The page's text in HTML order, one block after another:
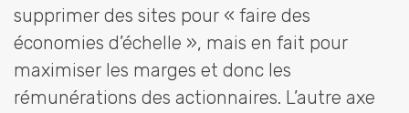
supprimer des sites pour « faire des
économies d’échelle », mais en fait pour
maximiser les marges et donc les
rémunérations des actionnaires. L’autre axe